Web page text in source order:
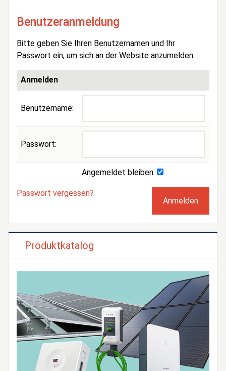
Benutzeranmeldung
Bitte geben Sie Ihren Benutzernamen und Ihr
Passwort ein, um sich an der Website anzumelden.
Anmelden
Benutzername:
Passwort:
Angemeldet bleiben:
Passwort vergessen?
Produktkatalog